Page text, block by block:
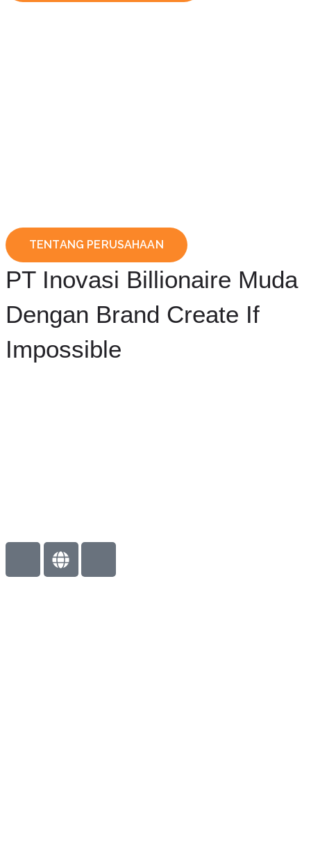
TENTANG PERUSAHAAN
PT Inovasi Billionaire Muda
Dengan Brand Create If
Impossible